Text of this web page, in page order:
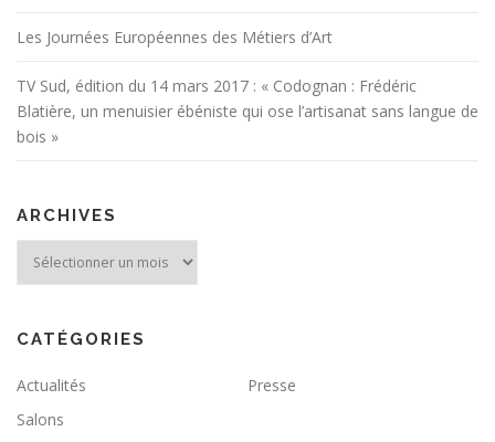
Les Journées Européennes des Métiers d’Art
TV Sud, édition du 14 mars 2017 : « Codognan : Frédéric
Blatière, un menuisier ébéniste qui ose l’artisanat sans langue de
bois »
ARCHIVES
CATÉGORIES
Actualités
Presse
Salons